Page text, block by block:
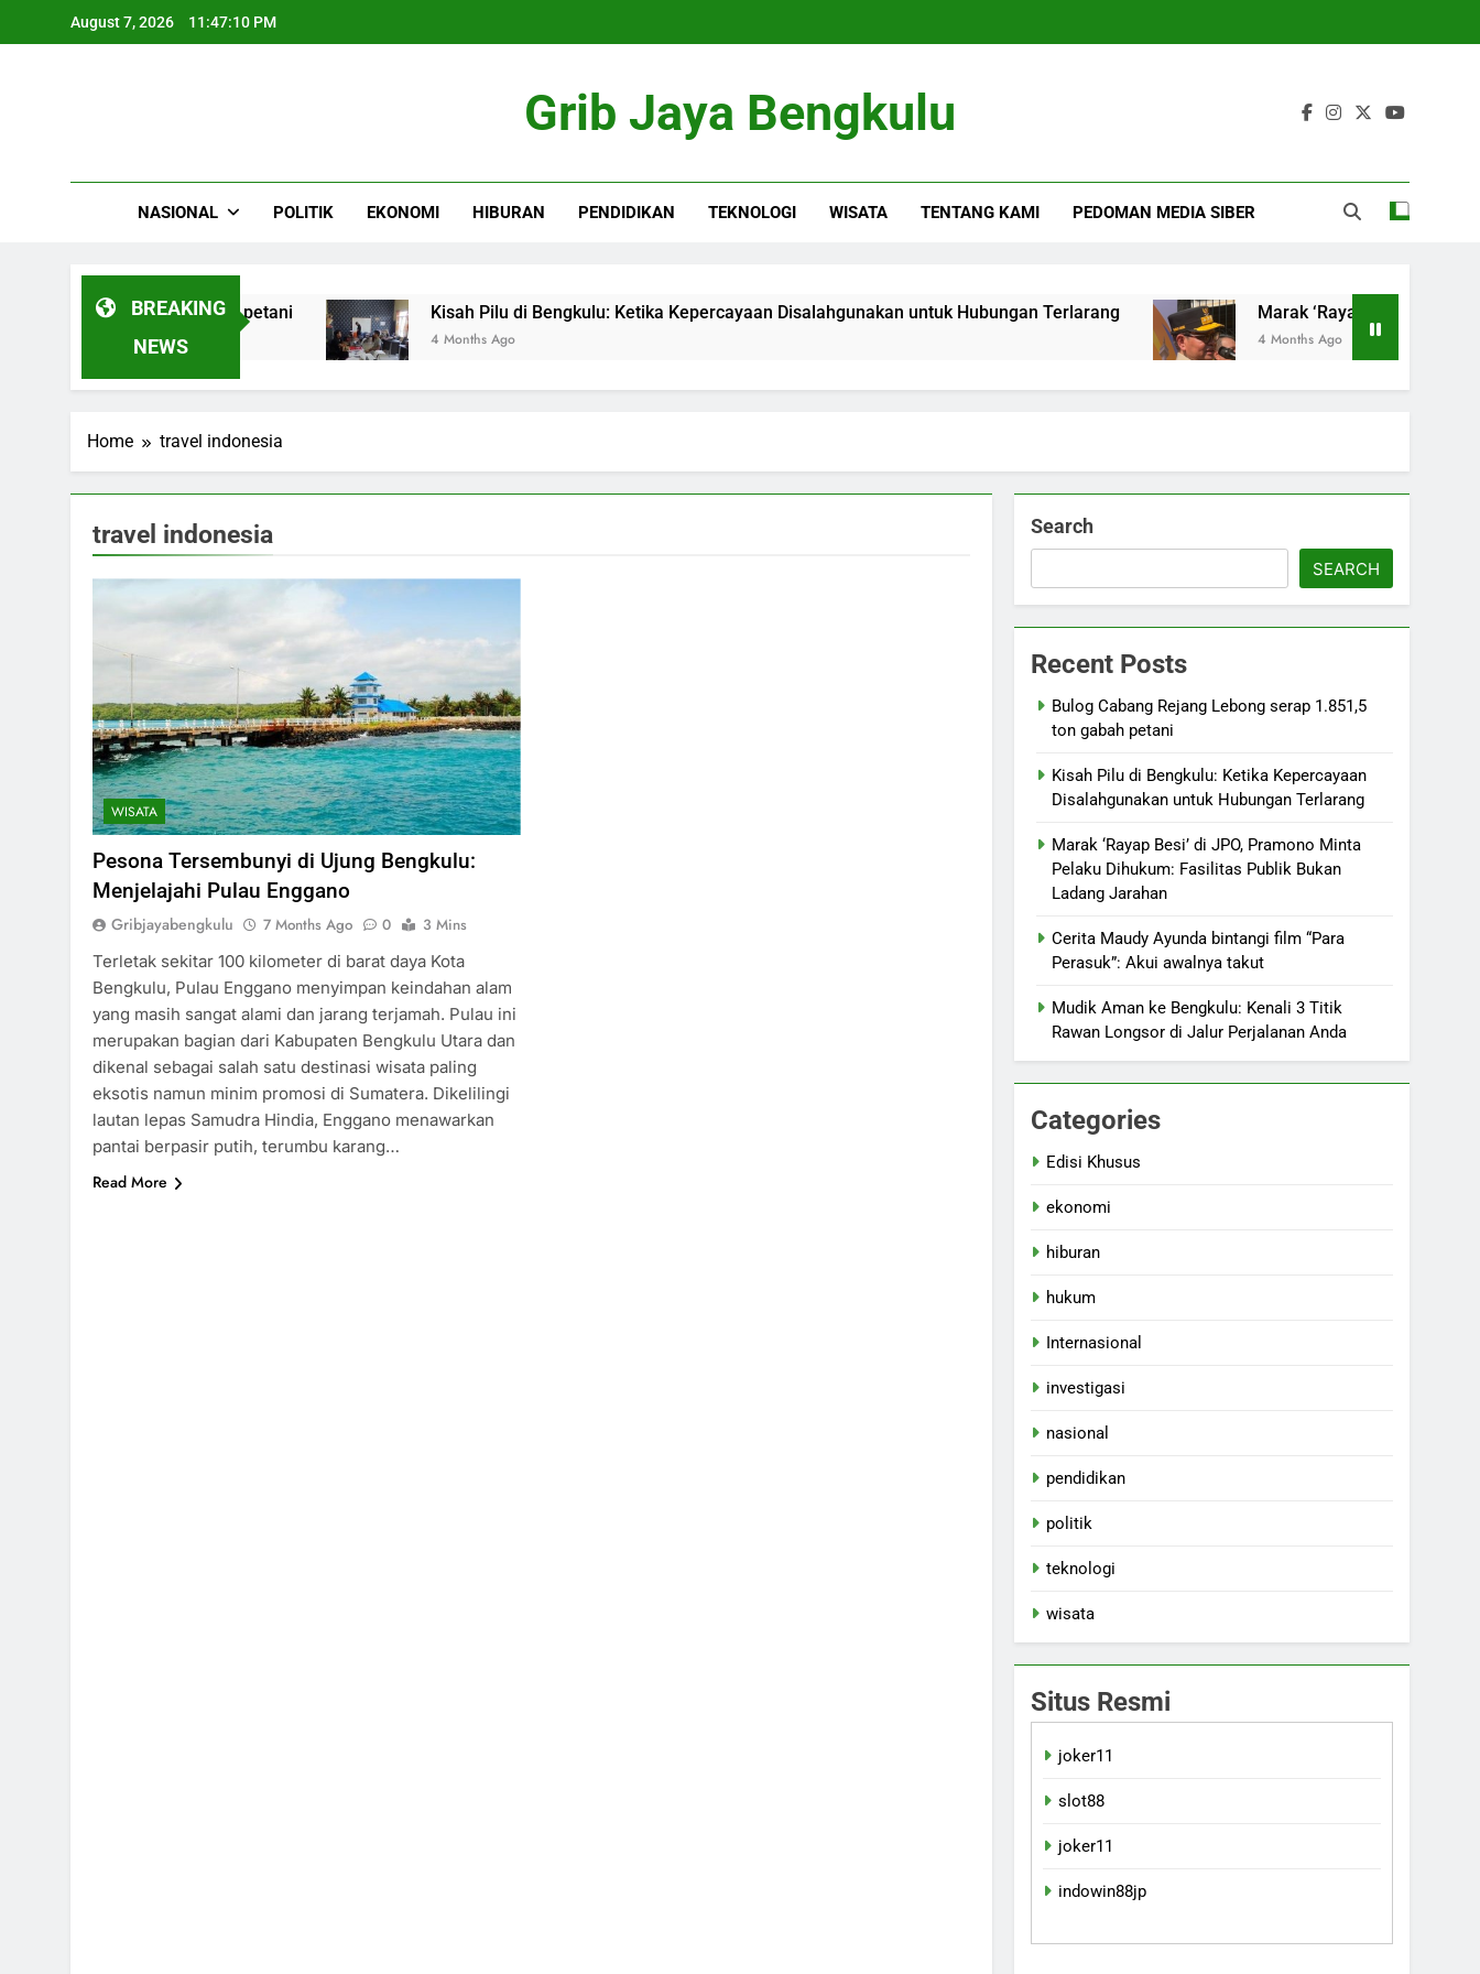
August 7, 2026 11:47:10 PM
Grib Jaya Bengkulu
NASIONAL POLITIK EKONOMI HIBURAN PENDIDIKAN TEKNOLOGI WISATA TENTANG KAMI PEDOMAN MEDIA SIBER
BREAKING
NEWS
1.851,5 ton gabah petani Kisah Pilu di Bengkulu: Ketika Kepercayaan Disalahgunakan untuk Hubungan Terlarang
4 Months Ago
Marak ‘Rayap Besi’ di JPO,
4 Months Ago
Home travel indonesia
travel indonesia
WISATA
Pesona Tersembunyi di Ujung Bengkulu:
Menjelajahi Pulau Enggano
Gribjayabengkulu 7 Months Ago 0
3 Mins
Terletak sekitar 100 kilometer di barat daya Kota
Bengkulu, Pulau Enggano menyimpan keindahan alam
yang masih sangat alami dan jarang terjamah. Pulau ini
merupakan bagian dari Kabupaten Bengkulu Utara dan
dikenal sebagai salah satu destinasi wisata paling
eksotis namun minim promosi di Sumatera. Dikelilingi
lautan lepas Samudra Hindia, Enggano menawarkan
pantai berpasir putih, terumbu karang…
Read More
Search
SEARCH
Recent Posts
Bulog Cabang Rejang Lebong serap 1.851,5
ton gabah petani
Kisah Pilu di Bengkulu: Ketika Kepercayaan
Disalahgunakan untuk Hubungan Terlarang
Marak ‘Rayap Besi’ di JPO, Pramono Minta
Pelaku Dihukum: Fasilitas Publik Bukan
Ladang Jarahan
Cerita Maudy Ayunda bintangi film “Para
Perasuk”: Akui awalnya takut
Mudik Aman ke Bengkulu: Kenali 3 Titik
Rawan Longsor di Jalur Perjalanan Anda
Categories
Edisi Khusus
ekonomi
hiburan
hukum
Internasional
investigasi
nasional
pendidikan
politik
teknologi
wisata
Situs Resmi
joker11
slot88
joker11
indowin88jp